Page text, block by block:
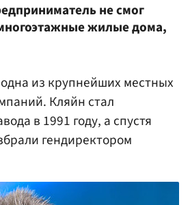
не смог
жилые дома,
из крупнейших местных
Кляйн стал
в 1991 году, а спустя
гендиректором